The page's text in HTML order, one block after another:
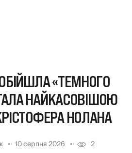
«ТЕМНОГО
НАЙКАСОВІШОЮ
НОЛАНА
10 серпня 2026 2